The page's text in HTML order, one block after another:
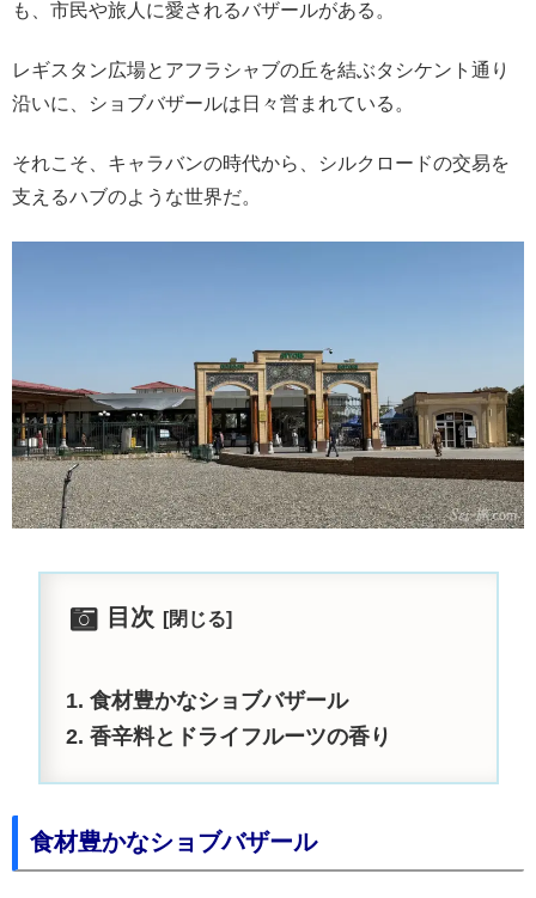
も、市民や旅人に愛されるバザールがある。
レギスタン広場とアフラシャブの丘を結ぶタシケント通り
沿いに、ショブバザールは日々営まれている。
それこそ、キャラバンの時代から、シルクロードの交易を
支えるハブのような世界だ。
目次
食材豊かなショブバザール
香辛料とドライフルーツの香り
食材豊かなショブバザール